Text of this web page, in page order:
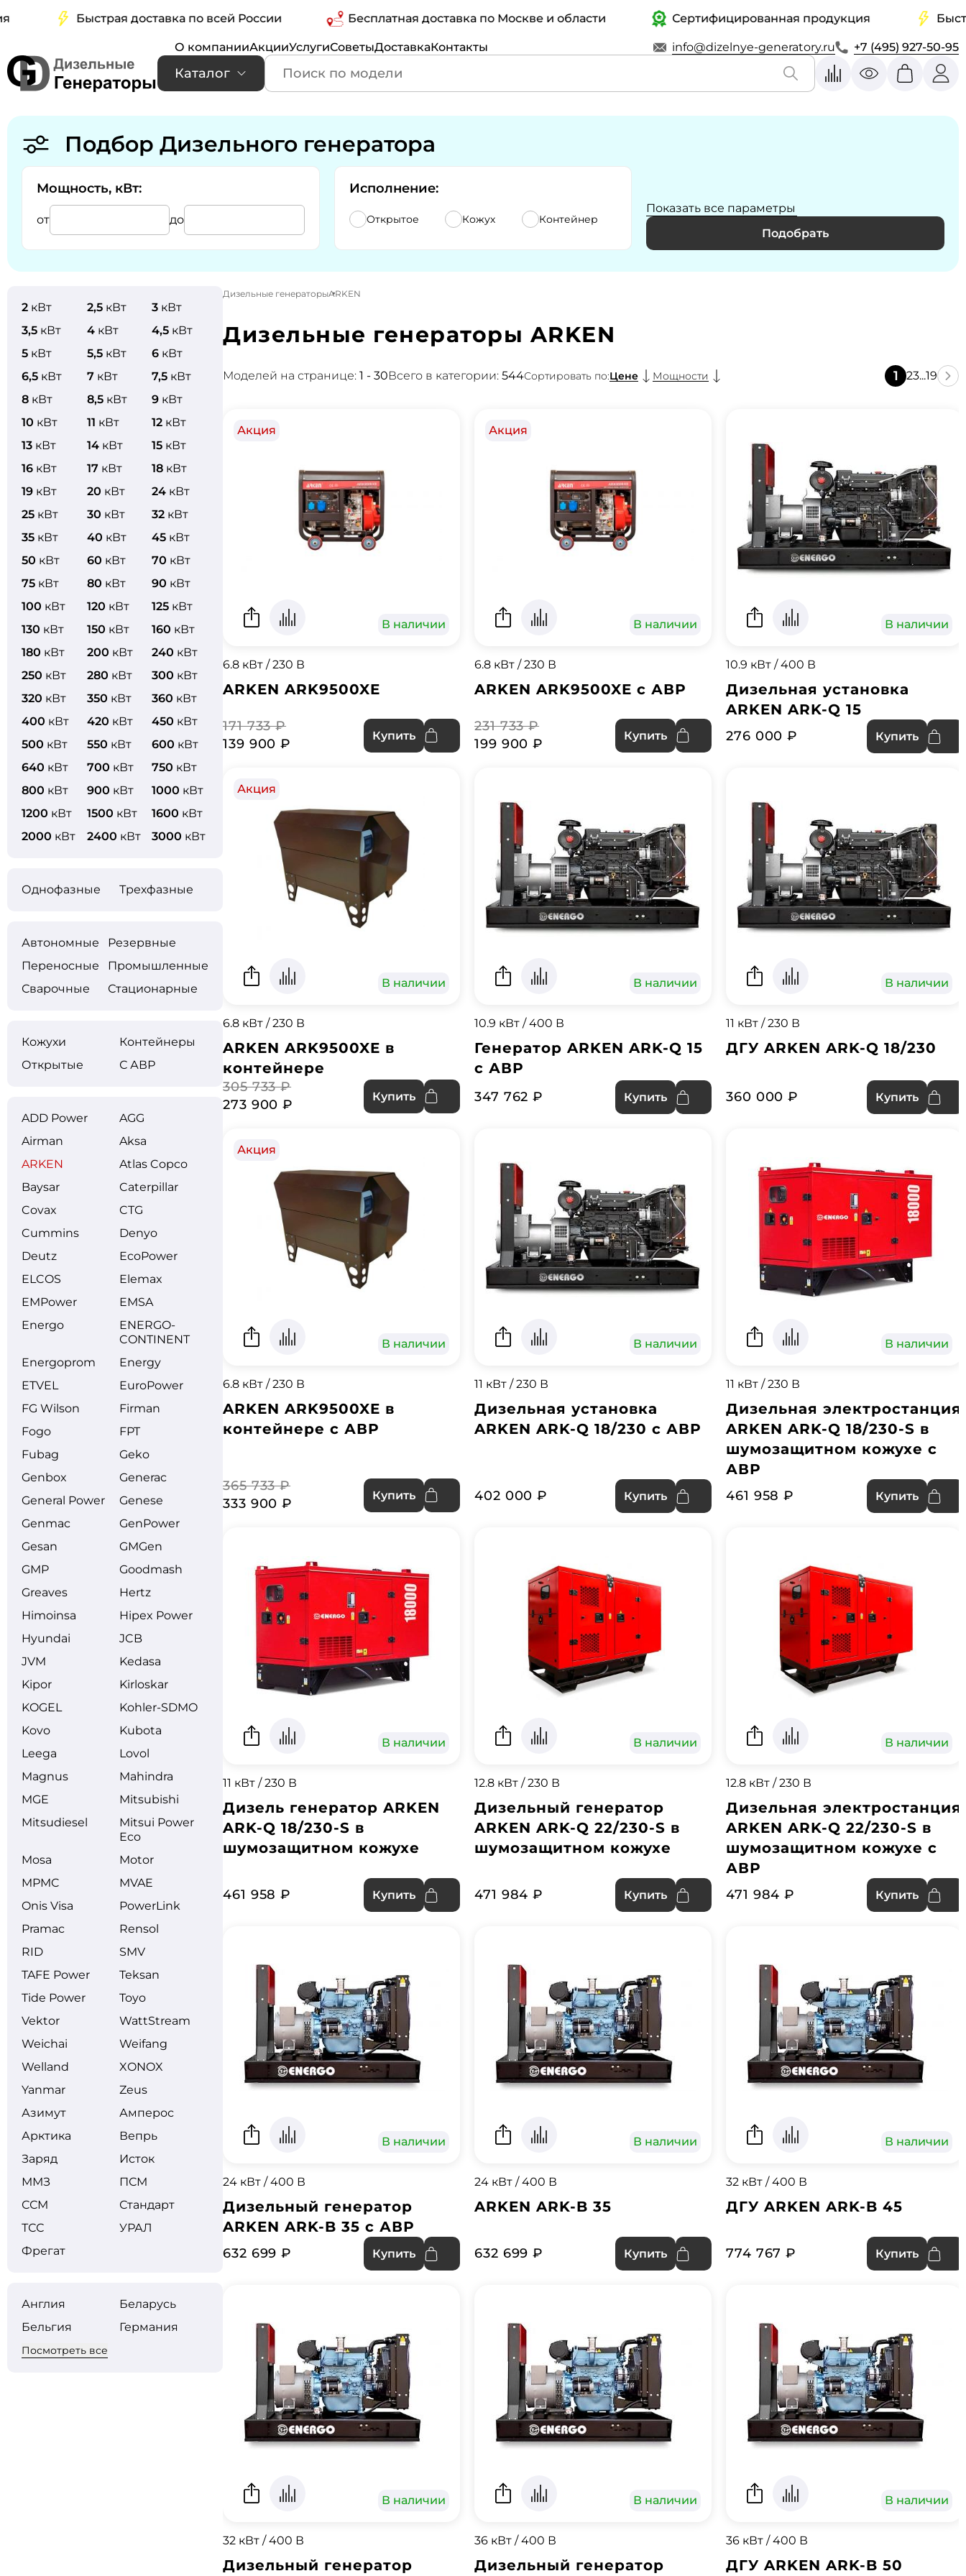
Быстрая доставка по всей России Бесплатная доставка по Москве и области Сертифицированная продукция Быстрая
О компанииАкцииУслугиСоветыДоставкаКонтакты info@dizelnye-generatory.ru +7 (495) 927-50-95
Каталог
Подбор Дизельного генератора
Мощность, кВт:
от до
Исполнение:
Открытое Кожух Контейнер
Показать все параметры
Подобрать
2 кВт 2,5 кВт 3 кВт
3,5 кВт 4 кВт 4,5 кВт
5 кВт 5,5 кВт 6 кВт
6,5 кВт 7 кВт 7,5 кВт
8 кВт 8,5 кВт 9 кВт
10 кВт 11 кВт 12 кВт
13 кВт 14 кВт 15 кВт
16 кВт 17 кВт 18 кВт
19 кВт 20 кВт 24 кВт
25 кВт 30 кВт 32 кВт
35 кВт 40 кВт 45 кВт
50 кВт 60 кВт 70 кВт
75 кВт 80 кВт 90 кВт
100 кВт 120 кВт 125 кВт
130 кВт 150 кВт 160 кВт
180 кВт 200 кВт 240 кВт
250 кВт 280 кВт 300 кВт
320 кВт 350 кВт 360 кВт
400 кВт 420 кВт 450 кВт
500 кВт 550 кВт 600 кВт
640 кВт 700 кВт 750 кВт
800 кВт 900 кВт 1000 кВт
1200 кВт 1500 кВт 1600 кВт
2000 кВт 2400 кВт 3000 кВт
Однофазные Трехфазные
Автономные
Резервные
Переносные
Промышленные
Сварочные
Стационарные
Кожухи
Контейнеры
Открытые
С АВР
ADD Power
AGG
Airman
Aksa
ARKEN
Atlas Copco
Baysar
Caterpillar
Covax
CTG
Cummins
Denyo
Deutz
EcoPower
ELCOS
Elemax
EMPower
EMSA
Energo
ENERGO­
CONTINENT
Energoprom
Energy
ETVEL
EuroPower
FG Wilson
Firman
Fogo
FPT
Fubag
Geko
Genbox
Generac
General Power
Genese
Genmac
GenPower
Gesan
GMGen
GMP
Goodmash
Greaves
Hertz
Himoinsa
Hipex Power
Hyundai
JCB
JVM
Kedasa
Kipor
Kirloskar
KOGEL
Kohler-SDMO
Kovo
Kubota
Leega
Lovol
Magnus
Mahindra
MGE
Mitsubishi
Mitsudiesel
Mitsui Power
Eco
Mosa
Motor
MPMC
MVAE
Onis Visa
PowerLink
Pramac
Rensol
RID
SMV
TAFE Power
Teksan
Tide Power
Toyo
Vektor
WattStream
Weichai
Weifang
Welland
XONOX
Yanmar
Zeus
Азимут
Амперос
Арктика
Вепрь
Заряд
Исток
ММЗ
ПСМ
ССМ
Стандарт
ТСС
УРАЛ
Фрегат
Англия
Беларусь
Бельгия
Германия
Посмотреть все
Дизельные генераторыARKEN
Дизельные генераторы ARKEN
Моделей на странице: 1 - 30Всего в категории: 544Сортировать по:Цене Мощности 1 23...19
Акция
В наличии
6.8 кВт / 230 В
ARKEN ARK9500XE
171 733 ₽
139 900 ₽
Купить
Акция
В наличии
6.8 кВт / 230 В
ARKEN ARK9500XE с АВР
231 733 ₽
199 900 ₽
Купить
В наличии
10.9 кВт / 400 В
Дизельная установка
ARKEN ARK-Q 15
276 000 ₽ Купить
Акция
В наличии
6.8 кВт / 230 В
ARKEN ARK9500XE в
контейнере
305 733 ₽
273 900 ₽
Купить
В наличии
10.9 кВт / 400 В
Генератор ARKEN ARK-Q 15
с АВР
347 762 ₽ Купить
В наличии
11 кВт / 230 В
ДГУ ARKEN ARK-Q 18/230
360 000 ₽ Купить
Акция
В наличии
6.8 кВт / 230 В
ARKEN ARK9500XE в
контейнере с АВР
365 733 ₽
333 900 ₽
Купить
В наличии
11 кВт / 230 В
Дизельная установка
ARKEN ARK-Q 18/230 с АВР
402 000 ₽ Купить
В наличии
11 кВт / 230 В
Дизельная электростанция
ARKEN ARK-Q 18/230-S в
шумозащитном кожухе с
АВР
461 958 ₽ Купить
В наличии
11 кВт / 230 В
Дизель генератор ARKEN
ARK-Q 18/230-S в
шумозащитном кожухе
461 958 ₽ Купить
В наличии
12.8 кВт / 230 В
Дизельный генератор
ARKEN ARK-Q 22/230-S в
шумозащитном кожухе
471 984 ₽ Купить
В наличии
12.8 кВт / 230 В
Дизельная электростанция
ARKEN ARK-Q 22/230-S в
шумозащитном кожухе с
АВР
471 984 ₽ Купить
В наличии
24 кВт / 400 В
Дизельный генератор
ARKEN ARK-B 35 с АВР
632 699 ₽ Купить
В наличии
24 кВт / 400 В
ARKEN ARK-B 35
632 699 ₽ Купить
В наличии
32 кВт / 400 В
ДГУ ARKEN ARK-B 45
774 767 ₽ Купить
В наличии
32 кВт / 400 В
Дизельный генератор
В наличии
36 кВт / 400 В
Дизельный генератор
В наличии
36 кВт / 400 В
ДГУ ARKEN ARK-B 50